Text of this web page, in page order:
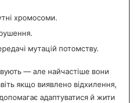
хромосоми.
мутацій потомству.
— але найчастіше вони
якщо виявлено відхилення,
адаптуватися й жити